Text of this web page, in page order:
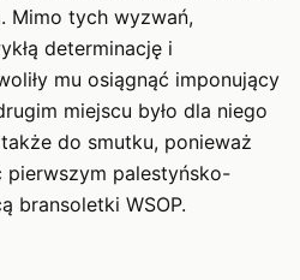
Mimo tych wyzwań,
determinację i
mu osiągnąć imponujący
miejscu było dla niego
do smutku, ponieważ
pierwszym palestyńsko-
bransoletki WSOP.